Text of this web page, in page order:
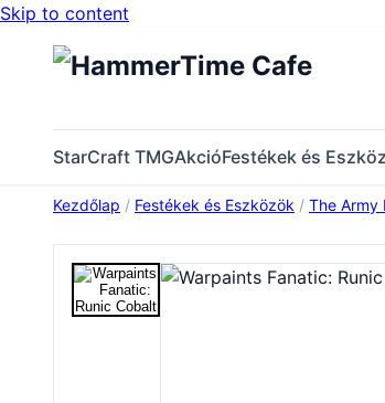
Skip to content
StarCraft TMGAkcióFestékek és
Kezdőlap / Festékek és Eszközök / The Army